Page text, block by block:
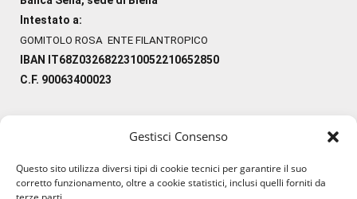
Gestisci Consenso
Questo sito utilizza diversi tipi di cookie tecnici per garantire il suo
corretto funzionamento, oltre a cookie statistici, inclusi quelli forniti da
Intestato a:
GOMITOLO ROSA ENTE FILANTROPICO
IBAN IT68Z0326822310052210652850
C.F. 90063400023
#lanaterapia